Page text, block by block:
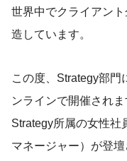
世界中でクライアン
造しています。
この度、Strategy部門
ンラインで開催されま
Strategy所属の女性社
マネージャー）が登